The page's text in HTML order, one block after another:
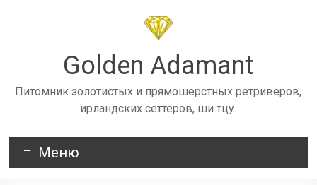
Golden Adamant
Питомник золотистых и прямошерстных ретриверов,
ирландских сеттеров, ши тцу.
Меню